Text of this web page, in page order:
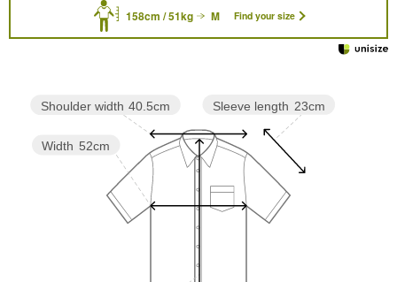
158cm / 51kg M Find your size
Sleeve length 23cm
Width 52cm
Shoulder width 40.5cm